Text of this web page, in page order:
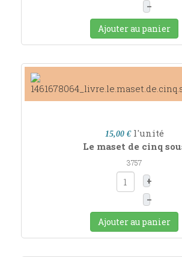
–
Ajouter au panier
15,00 € l'unité
Le maset de cinq
3757
+
–
Ajouter au panier